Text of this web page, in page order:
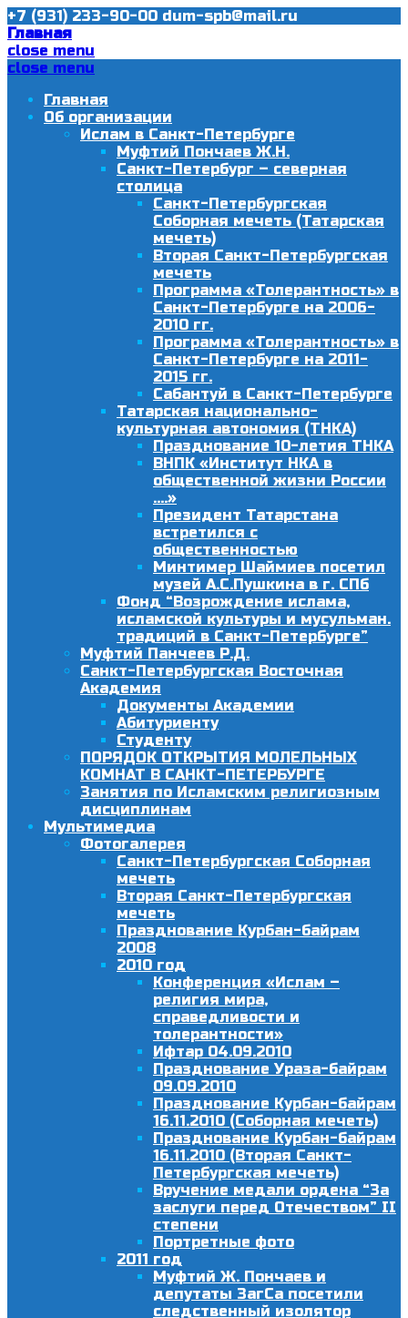
+7 (931) 233-90-00 dum-spb@mail.ru
Главная
close menu
close menu
Главная
Об организации
Ислам в Санкт-Петербурге
Муфтий Пончаев Ж.Н.
Санкт-Петербург – северная
столица
Санкт-Петербургская
Соборная мечеть (Татарская
мечеть)
Вторая Санкт-Петербургская
мечеть
Программа «Толерантность» в
Санкт-Петербурге на 2006-
2010 гг.
Программа «Толерантность» в
Санкт-Петербурге на 2011-
2015 гг.
Сабантуй в Санкт-Петербурге
Татарская национально-
культурная автономия (ТНКА)
Празднование 10-летия ТНКА
ВНПК «Институт НКА в
общественной жизни России
….»
Президент Татарстана
встретился с
общественностью
Минтимер Шаймиев посетил
музей А.С.Пушкина в г. СПб
Фонд “Возрождение ислама,
исламской культуры и мусульман.
традиций в Санкт-Петербурге”
Муфтий Панчеев Р.Д.
Санкт-Петербургская Восточная
Академия
Документы Академии
Абитуриенту
Студенту
ПОРЯДОК ОТКРЫТИЯ МОЛЕЛЬНЫХ
КОМНАТ В САНКТ-ПЕТЕРБУРГЕ
Занятия по Исламским религиозным
дисциплинам
Мультимедиа
Фотогалерея
Санкт-Петербургская Соборная
мечеть
Вторая Санкт-Петербургская
мечеть
Празднование Курбан-байрам
2008
2010 год
Конференция «Ислам –
религия мира,
справедливости и
толерантности»
Ифтар 04.09.2010
Празднование Ураза-байрам
09.09.2010
Празднование Курбан-байрам
16.11.2010 (Соборная мечеть)
Празднование Курбан-байрам
16.11.2010 (Вторая Санкт-
Петербургская мечеть)
Вручение медали ордена “За
заслуги перед Отечеством” II
степени
Портретные фото
2011 год
Муфтий Ж. Пончаев и
депутаты ЗагСа посетили
следственный изолятор